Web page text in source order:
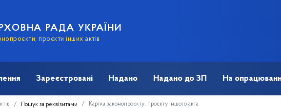
РАДА УКРАЇНИ
проєкти інших актів
Зареєстровані Надано Надано до ЗП На
Пошук за реквізитами Картка законопроєкту, проєкту іншого акта